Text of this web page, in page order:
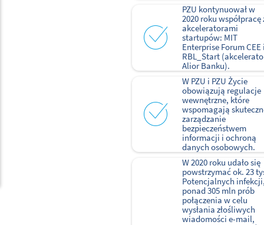
PZU kontynuował w
2020 roku współpracę
akceleratorami
startupów: MIT
Enterprise Forum CEE
RBL_Start
Alior Banku).
W PZU i PZU Życie
obowiązują regulacje
wewnętrzne, które
wspomagają
zarządzanie
bezpieczeństwem
informacji i ochroną
danych osobowych.
W 2020 roku udało się
powstrzymać ok. 23
Potencjalnych
ponad 305 mln prób
połączenia w celu
wysłania złośliwych
wiadomości e-mail,